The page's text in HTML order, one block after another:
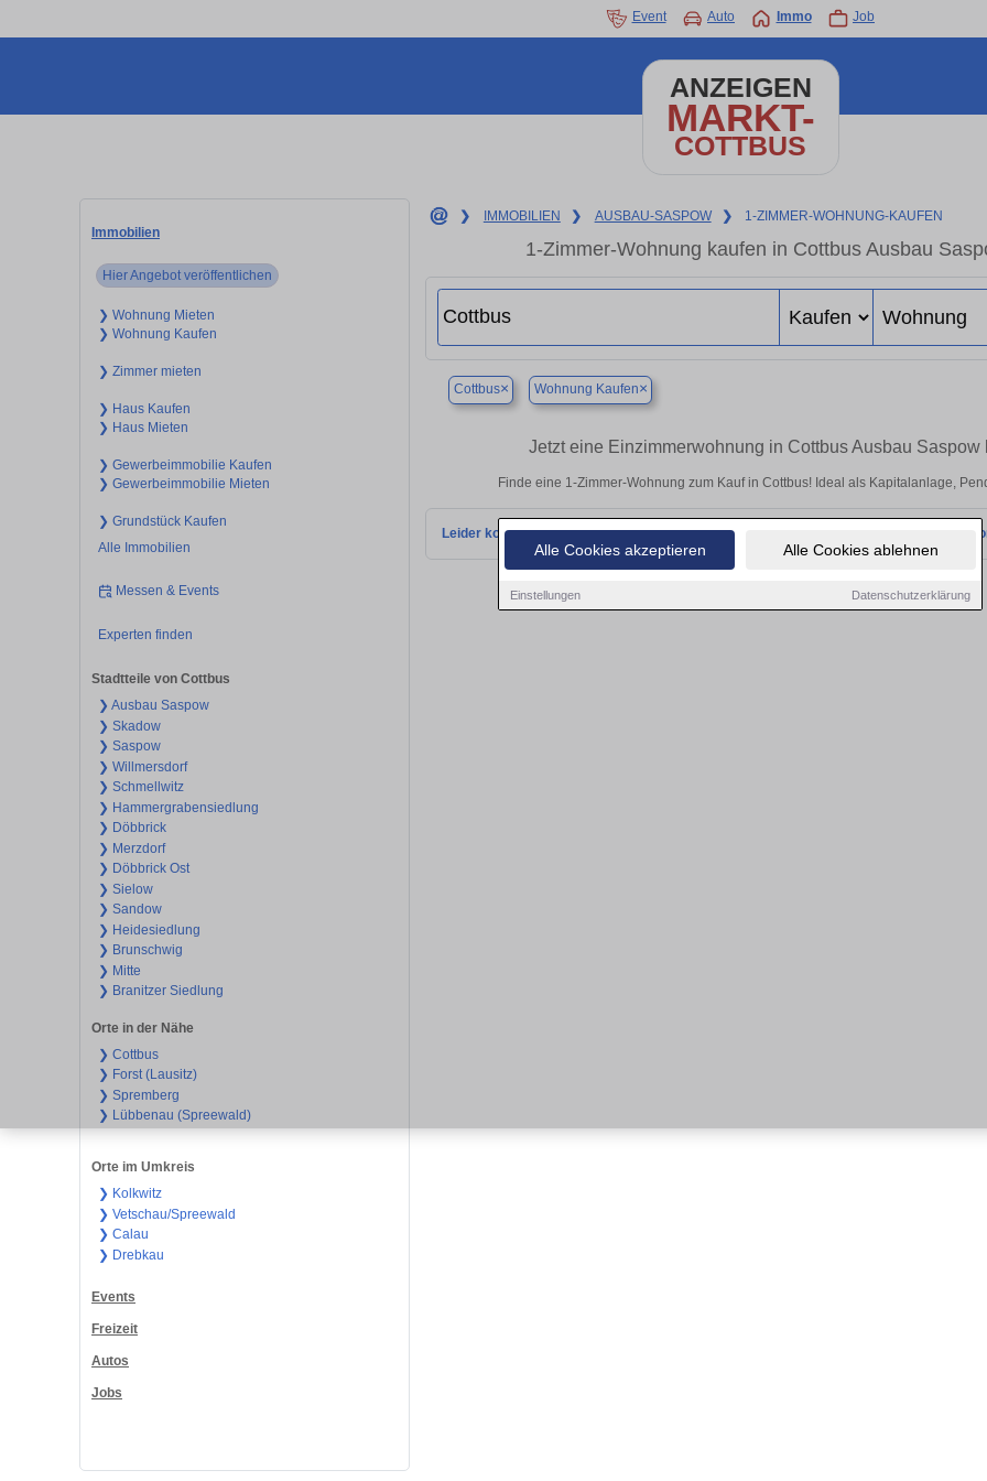
Alle Cookies akzeptieren Alle Cookies ablehnen
Einstellungen Datenschutzerklärung
Event Auto Immo Job
ANZEIGEN
MARKT-
COTTBUS
Immobilien
Hier Angebot veröffentlichen
❯ Wohnung Mieten
❯ Wohnung Kaufen
❯ Zimmer mieten
❯ Haus Kaufen
❯ Haus Mieten
❯ Gewerbeimmobilie Kaufen
❯ Gewerbeimmobilie Mieten
❯ Grundstück Kaufen
Alle Immobilien
Messen & Events
Experten finden
Stadtteile von Cottbus
❯ Ausbau Saspow
❯ Skadow
❯ Saspow
❯ Willmersdorf
❯ Schmellwitz
❯ Hammergrabensiedlung
❯ Döbbrick
❯ Merzdorf
❯ Döbbrick Ost
❯ Sielow
❯ Sandow
❯ Heidesiedlung
❯ Brunschwig
❯ Mitte
❯ Branitzer Siedlung
Orte in der Nähe
❯ Cottbus
❯ Forst (Lausitz)
❯ Spremberg
❯ Lübbenau (Spreewald)
Orte im Umkreis
❯ Kolkwitz
❯ Vetschau/Spreewald
❯ Calau
❯ Drebkau
Events
Freizeit
Autos
Jobs
❯ IMMOBILIEN ❯ AUSBAU-SASPOW ❯ 1-ZIMMER-WOHNUNG-KAUFEN
1-Zimmer-Wohnung kaufen in Cottbus Ausbau
Cottbus× Wohnung Kaufen×
Jetzt eine Einzimmerwohnung in Cottbus Ausbau
Finde eine 1-Zimmer-Wohnung zum Kauf in Cottbus! Ideal als Kapitalanlage,
Leider konnten wir derzeit keine passenden Objekte finden. Schauen Sie bald wieder